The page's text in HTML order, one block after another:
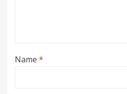
Name *